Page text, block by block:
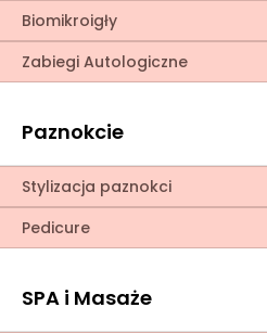
Biomikroigły
Zabiegi Autologiczne
Paznokcie
Stylizacja paznokci
Pedicure
SPA i Masaże